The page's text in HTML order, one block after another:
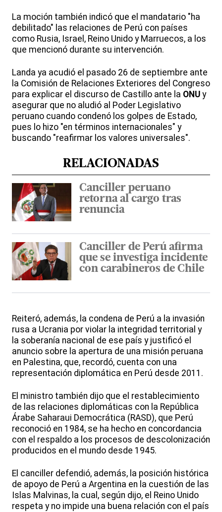
La moción también indicó que el mandatario "ha
debilitado" las relaciones de Perú con países
como Rusia, Israel, Reino Unido y Marruecos, a los
que mencionó durante su intervención.
Landa ya acudió el pasado 26 de septiembre ante
la Comisión de Relaciones Exteriores del Congreso
para explicar el discurso de Castillo ante la ONU y
asegurar que no aludió al Poder Legislativo
peruano cuando condenó los golpes de Estado,
pues lo hizo "en términos internacionales" y
buscando "reafirmar los valores universales".
RELACIONADAS
Canciller peruano
retorna al cargo tras
renuncia
Canciller de Perú afirma
que se investiga incidente
con carabineros de Chile
Reiteró, además, la condena de Perú a la invasión
rusa a Ucrania por violar la integridad territorial y
la soberanía nacional de ese país y justificó el
anuncio sobre la apertura de una misión peruana
en Palestina, que, recordó, cuenta con una
representación diplomática en Perú desde 2011.
El ministro también dijo que el restablecimiento
de las relaciones diplomáticas con la República
Árabe Saharaui Democrática (RASD), que Perú
reconoció en 1984, se ha hecho en concordancia
con el respaldo a los procesos de descolonización
producidos en el mundo desde 1945.
El canciller defendió, además, la posición histórica
de apoyo de Perú a Argentina en la cuestión de las
Islas Malvinas, la cual, según dijo, el Reino Unido
respeta y no impide una buena relación con el país